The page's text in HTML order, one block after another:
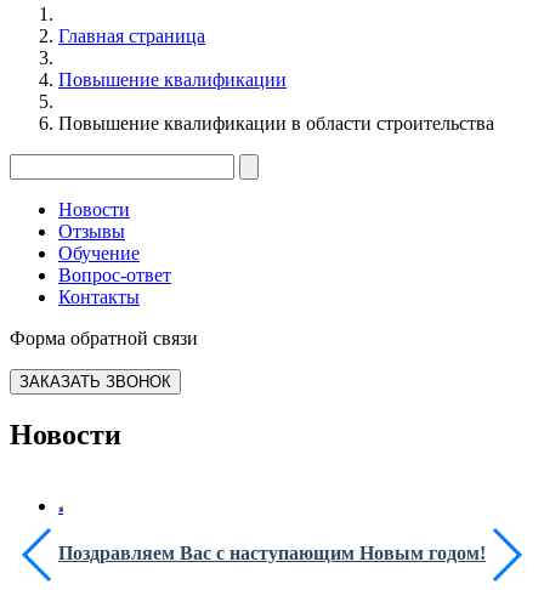
Главная страница
Повышение квалификации
Повышение квалификации в области строительства
Новости
Отзывы
Обучение
Вопрос-ответ
Контакты
Форма обратной связи
ЗАКАЗАТЬ ЗВОНОК
Новости
Поздравляем Вас с наступающим Новым годом!